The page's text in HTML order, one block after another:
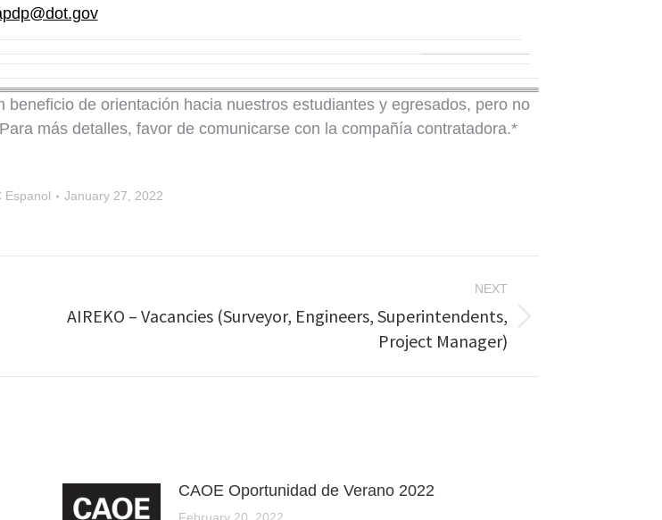
de orientación hacia nuestros estudiantes y egresados, pero no
más detalles, favor de comunicarse con la compañía contratadora.*
Espanol January 27, 2022
NEXT
Next
AIREKO – Vacancies (Surveyor, Engineers, Superintendents,
Project Manager)
CAOE Oportunidad de Verano 2022